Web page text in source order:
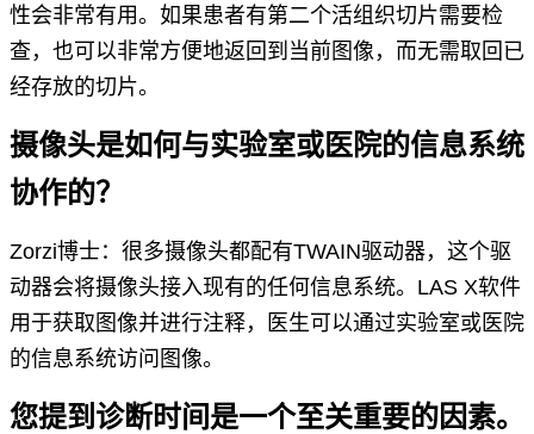
性会非常有用。如果患者有第二个活组织切片需要检
查，也可以非常方便地返回到当前图像，而无需取回已
经存放的切片。
摄像头是如何与实验室或医院的信息系统
协作的？
Zorzi博士：很多摄像头都配有TWAIN驱动器，这个驱
动器会将摄像头接入现有的任何信息系统。LAS X软件
用于获取图像并进行注释，医生可以通过实验室或医院
的信息系统访问图像。
您提到诊断时间是一个至关重要的因素。